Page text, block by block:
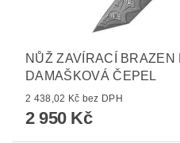
NŮŽ ZAVÍRACÍ BRAZEN
DAMAŠKOVÁ ČEPEL
2 438,02 Kč bez DPH
2 950 Kč